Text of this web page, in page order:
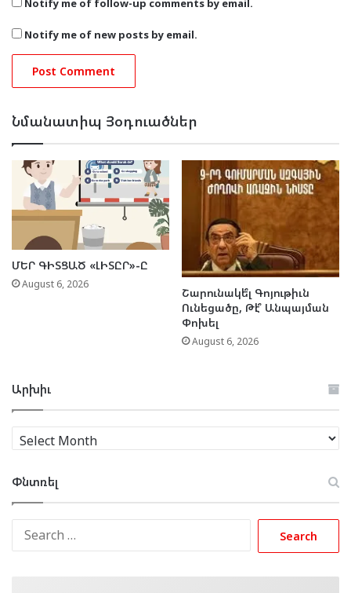
Notify me of follow-up comments by email.
Notify me of new posts by email.
Նմանատիպ Յօդուածներ
ՄԵՐ ԳԻՏՑԱԾ «ԼԻՏԸՐ»-Ը
August 6, 2026
Շարունակե՞լ Գոյութիւն
Ունեցածը, Թէ՞ Անպայման
Փոխել
August 6, 2026
Արխիւ
Արխիւ
Փնտռել